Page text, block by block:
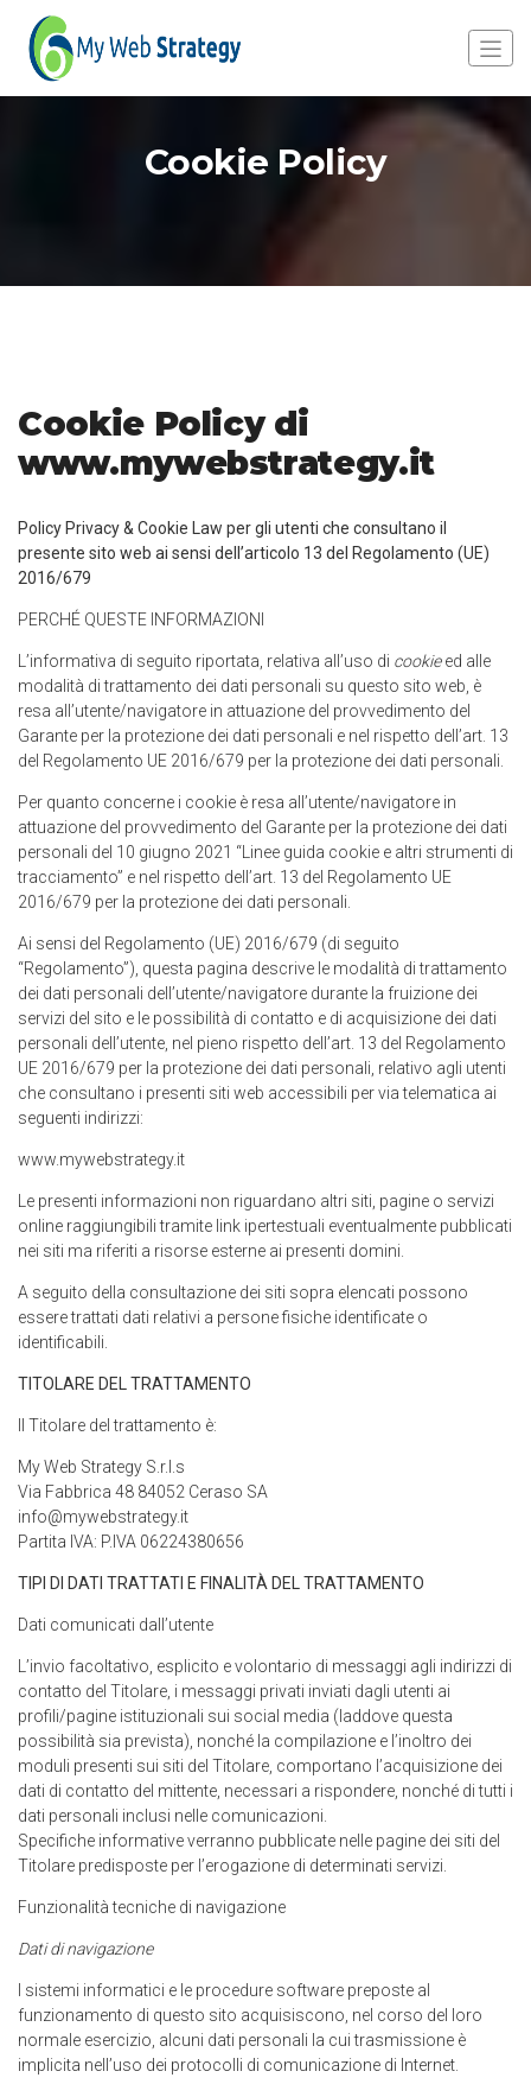
Cookie Policy
Cookie Policy di
www.mywebstrategy.it
Policy Privacy & Cookie Law per gli utenti che consultano il
presente sito web ai sensi dell’articolo 13 del Regolamento (UE)
2016/679
PERCHÉ QUESTE INFORMAZIONI
L’informativa di seguito riportata, relativa all’uso di cookieed alle
modalità di trattamento dei dati personali su questo sito web, è
resa all’utente/navigatore in attuazione del provvedimento del
Garante per la protezione dei dati personali e nel rispetto dell’art. 13
del Regolamento UE 2016/679 per la protezione dei dati personali.
Per quanto concerne i cookie è resa all’utente/navigatore in
attuazione del provvedimento del Garante per la protezione dei dati
personali del 10 giugno 2021 “Linee guida cookie e altri strumenti di
tracciamento” e nel rispetto dell’art. 13 del Regolamento UE
2016/679 per la protezione dei dati personali.
Ai sensi del Regolamento (UE) 2016/679 (di seguito
“Regolamento”), questa pagina descrive le modalità di trattamento
dei dati personali dell’utente/navigatore durante la fruizione dei
servizi del sito e le possibilità di contatto e di acquisizione dei dati
personali dell’utente, nel pieno rispetto dell’art. 13 del Regolamento
UE 2016/679 per la protezione dei dati personali, relativo agli utenti
che consultano i presenti siti web accessibili per via telematica ai
seguenti indirizzi:
www.mywebstrategy.it
Le presenti informazioni non riguardano altri siti, pagine o servizi
online raggiungibili tramite link ipertestuali eventualmente pubblicati
nei siti ma riferiti a risorse esterne ai presenti domini.
A seguito della consultazione dei siti sopra elencati possono
essere trattati dati relativi a persone fisiche identificate o
identificabili.
TITOLARE DEL TRATTAMENTO
Il Titolare del trattamento è:
My Web Strategy S.r.l.s
Via Fabbrica 48 84052 Ceraso SA
info@mywebstrategy.it
Partita IVA: P.IVA 06224380656
TIPI DI DATI TRATTATI E FINALITÀ DEL TRATTAMENTO
Dati comunicati dall’utente
L’invio facoltativo, esplicito e volontario di messaggi agli indirizzi di
contatto del Titolare, i messaggi privati inviati dagli utenti ai
profili/pagine istituzionali sui social media (laddove questa
possibilità sia prevista), nonché la compilazione e l’inoltro dei
moduli presenti sui siti del Titolare, comportano l’acquisizione dei
dati di contatto del mittente, necessari a rispondere, nonché di tutti i
dati personali inclusi nelle comunicazioni.
Specifiche informative verranno pubblicate nelle pagine dei siti del
Titolare predisposte per l’erogazione di determinati servizi.
Funzionalità tecniche di navigazione
Dati di navigazione
I sistemi informatici e le procedure software preposte al
funzionamento di questo sito acquisiscono, nel corso del loro
normale esercizio, alcuni dati personali la cui trasmissione è
implicita nell’uso dei protocolli di comunicazione di Internet.